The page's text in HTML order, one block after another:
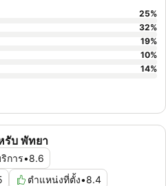
รับ พัทยา
การ•8.6
ตำแหน่งที่ตั้ง•8.4
25%
32%
19%
10%
14%